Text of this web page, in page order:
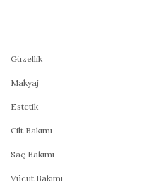
Güzellik
Makyaj
Estetik
Cilt Bakımı
Saç Bakımı
Vücut Bakımı